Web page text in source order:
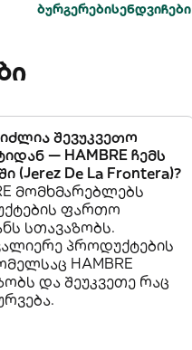
ბურგერებისენდვიჩები
შევუკვეთო
— HAMBRE ჩემს
(Jerez De La Frontera)?
მომხმარებლებს
ფართო
სთავაზობს.
პროდუქტების
HAMBRE
და შეუკვეთე რაც